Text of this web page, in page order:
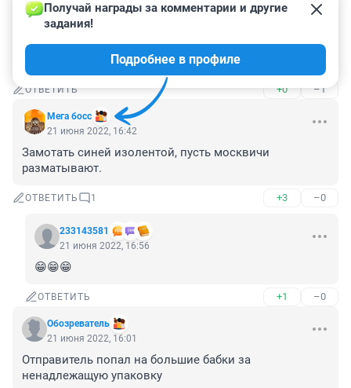
полимочевины - безопасного для здоровья
вещества.
Сам по себе опасен именно потому что быстро
реагирует с водой.
ОТВЕТИТЬ +0 –1
Мега босс
Получай награды за комментарии и другие
задания!
Подробнее в профиле
21 июня 2022, 16:42
Замотать синей изолентой, пусть москвичи
разматывают.
ОТВЕТИТЬ 1 +3 –0
233143581
21 июня 2022, 16:56
😁😁😁
ОТВЕТИТЬ +1 –0
Обозреватель
21 июня 2022, 16:01
Отправитель попал на большие бабки за
ненадлежащую упаковку